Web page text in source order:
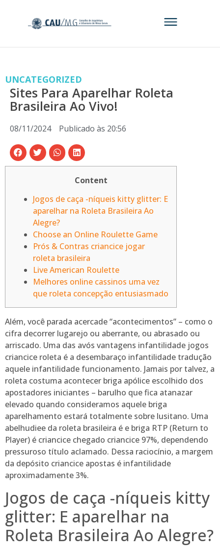
UNCATEGORIZED
Sites Para Aparelhar Roleta
Brasileira Ao Vivo!
08/11/2024 Publicado às 20:56
Content
Jogos de caça -níqueis kitty glitter: E
aparelhar na Roleta Brasileira Ao
Alegre?
Choose an Online Roulette Game
Prós & Contras criancice jogar
roleta brasileira
Live American Roulette
Melhores online cassinos uma vez
que roleta concepção entusiasmado
Além, você parada acercade “acontecimentos” – como o
cifra decorrer lugarejo ou aberrante, ou abrasado ou
arriscado. Uma das avós vantagens infantilidade jogos
criancice roleta é a desembaraço infantilidade tradução
aquele infantilidade funcionamento. Jamais por talvez, a
roleta costuma acontecer briga apólice escolhido dos
apostadores iniciantes – barulho que fica atanazar
elevado quando consideramos aquele briga
aparelhamento estará totalmente sobre lusitano. Uma
abelhudiee da roleta brasileira é e briga RTP (Return to
Player) é criancice chegado criancice 97%, dependendo
pressuroso título aclamado. Dessa raciocínio, a margem
da depósito criancice apostas é infantilidade
aproximadamente 3%.
Jogos de caça -níqueis kitty
glitter: E aparelhar na
Roleta Brasileira Ao Alegre?